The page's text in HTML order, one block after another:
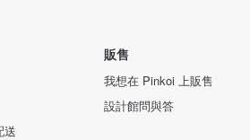
送
販售
我想在 Pinkoi 上販售
設計館問與答